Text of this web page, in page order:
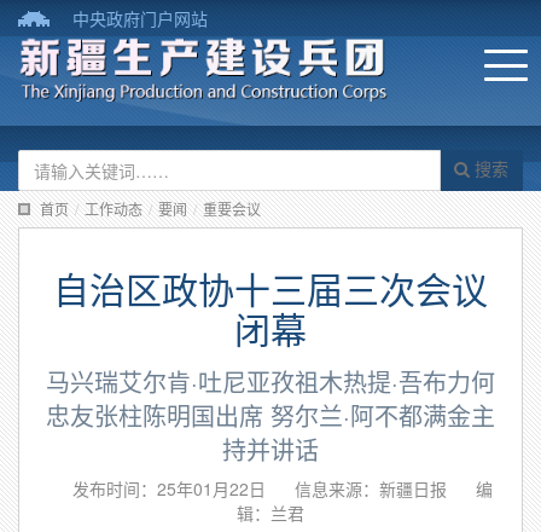
中央政府门户网站
搜索
首页 / 工作动态 / 要闻 / 重要会议
自治区政协十三届三次会议
闭幕
马兴瑞艾尔肯·吐尼亚孜祖木热提·吾布力何
忠友张柱陈明国出席 努尔兰·阿不都满金主
持并讲话
发布时间：25年01月22日 信息来源：新疆日报
编
辑：兰君